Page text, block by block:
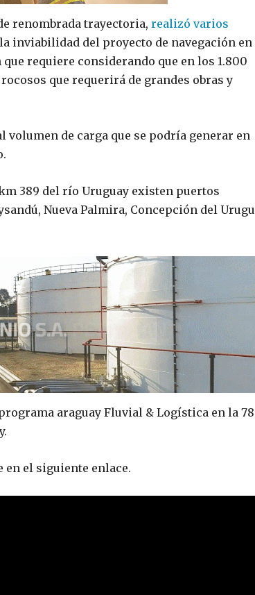
renombrada trayectoria, realizó varios
inviabilidad del proyecto de navegación en
requiere considerando que en los 1.800
que requerirá de grandes obras y
de carga que se podría generar en
389 del río Uruguay existen puertos
Nueva Palmira, Concepción del
araguay Fluvial & Logística en la
en el siguiente enlace.